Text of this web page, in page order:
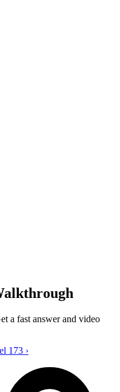
a fast answer and video
Sort level 172 video guide
173 ›